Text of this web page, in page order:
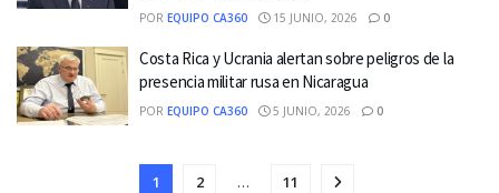
POR EQUIPO CA360 15 JUNIO, 2026 0
Costa Rica y Ucrania alertan sobre peligros de la
presencia militar rusa en Nicaragua
POR EQUIPO CA360 5 JUNIO, 2026 0
1 2 … 11